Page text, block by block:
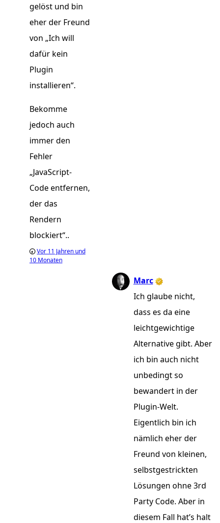
gelöst und bin
eher der Freund
von „Ich will
dafür kein
Plugin
installieren“.
Bekomme
jedoch auch
immer den
Fehler
„JavaScript-
Code entfernen,
der das
Rendern
blockiert“..
Vor 11 Jahren und
10 Monaten
Marc
Ich glaube nicht,
dass es da eine
leichtgewichtige
Alternative gibt. Aber
ich bin auch nicht
unbedingt so
bewandert in der
Plugin-Welt.
Eigentlich bin ich
nämlich eher der
Freund von kleinen,
selbstgestrickten
Lösungen ohne 3rd
Party Code. Aber in
diesem Fall hat’s halt